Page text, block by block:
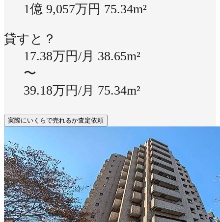
1億 9,057万円 75.34m²
貸すと？
17.38万円/月 38.65m²
〜
39.18万円/月 75.34m²
実際にいくらで売れるか査定依頼